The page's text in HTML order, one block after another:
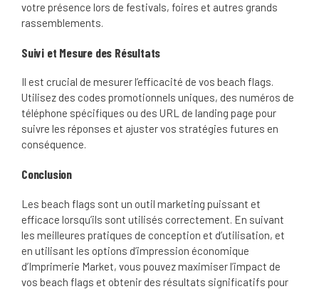
votre présence lors de festivals, foires et autres grands
rassemblements.
Suivi et Mesure des Résultats
Il est crucial de mesurer l’efficacité de vos beach flags.
Utilisez des codes promotionnels uniques, des numéros de
téléphone spécifiques ou des URL de landing page pour
suivre les réponses et ajuster vos stratégies futures en
conséquence.
Conclusion
Les beach flags sont un outil marketing puissant et
efficace lorsqu’ils sont utilisés correctement. En suivant
les meilleures pratiques de conception et d’utilisation, et
en utilisant les options d’impression économique
d’Imprimerie Market, vous pouvez maximiser l’impact de
vos beach flags et obtenir des résultats significatifs pour